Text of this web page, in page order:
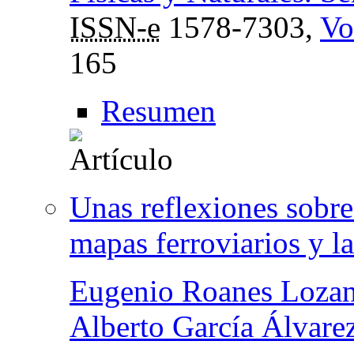
ISSN-e 1578-7303,
165
Resumen
Unas reflexiones
mapas ferroviarios y
Eugenio Roanes
Alberto García